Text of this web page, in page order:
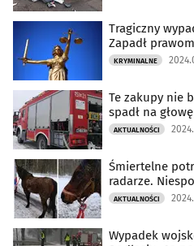
Tragiczny
Zapadł
KRYMINALNE
Te zakupy nie
spadł na
AKTUALNOŚCI
Śmiertelne
radarze.
AKTUALNOŚCI
Wypadek